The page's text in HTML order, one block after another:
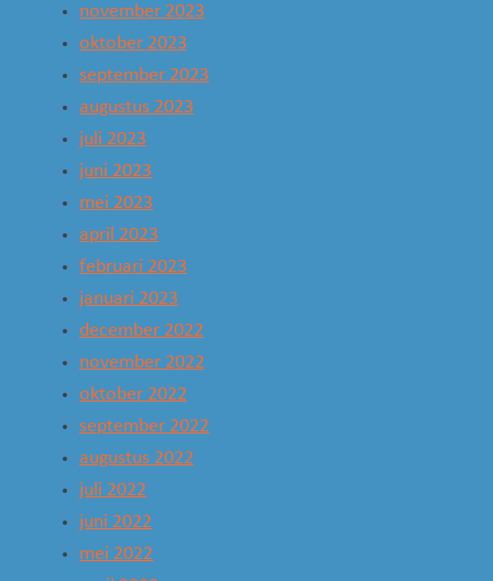
november 2023
oktober 2023
september 2023
augustus 2023
juli 2023
juni 2023
mei 2023
april 2023
februari 2023
januari 2023
december 2022
november 2022
oktober 2022
september 2022
augustus 2022
juli 2022
juni 2022
mei 2022